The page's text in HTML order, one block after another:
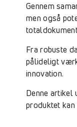
Gennem
men også
Fra robuste
pålideligt
innovation.
Denne artikel
produktet